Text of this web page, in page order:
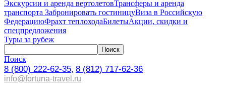
Экскурсии и аренда вертолетовТрансферы и аренда
транспорта Забронировать гостиницуВиза в Российскую
ФедерациюФрахт теплоходаБилетыАкции, скидки и
спецпредложения
Туры за рубеж
Поиск
8 (800) 222-62-35, 8 (812) 717-62-36
info@fortuna-travel.ru